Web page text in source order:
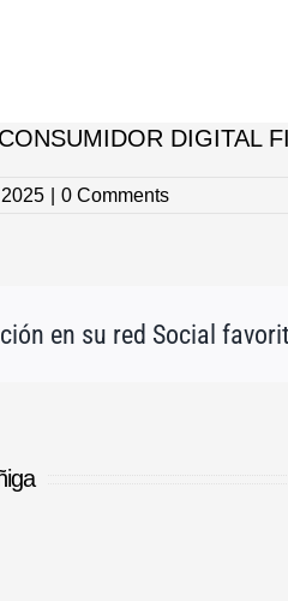
DIGITAL
0 Comments
en su red Social